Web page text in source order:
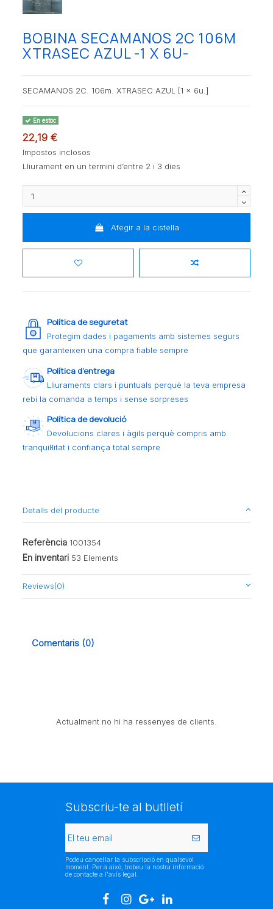
BOBINA SECAMANOS 2C 106M
XTRASEC AZUL -1 X 6U-
SECAMANOS 2C. 106m. XTRASEC AZUL [1 x 6u.]
En estoc
22,19 €
Impostos inclosos
Lliurament en un termini d’entre 2 i 3 dies
Afegir a la cistella
Política de seguretat
Protegim dades i pagaments amb sistemes segurs
que garanteixen una compra fiable sempre
Política d’entrega
Lliuraments clars i puntuals perquè la teva empresa
rebi la comanda a temps i sense sorpreses
Política de devolució
Devolucions clares i àgils perquè compris amb
tranquil·litat i confiança total sempre
Detalls del producte
Referència 1001354
En inventari 53 Elements
Reviews(0)
Comentaris (0)
Actualment no hi ha ressenyes de clients.
Subscriu-te al butlletí
Podeu cancel·lar la subscripció en qualsevol
moment. Per a això, trobeu la nostra informació
de contacte a l'avís legal.